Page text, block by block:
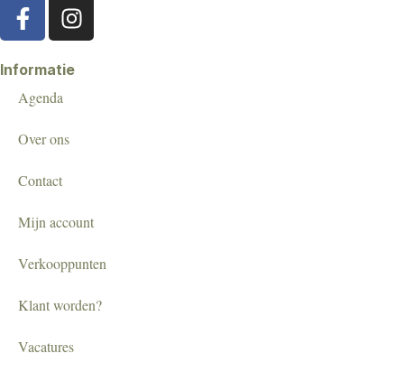
Informatie
Agenda
Over ons
Contact
Mijn account
Verkooppunten
Klant worden?
Vacatures